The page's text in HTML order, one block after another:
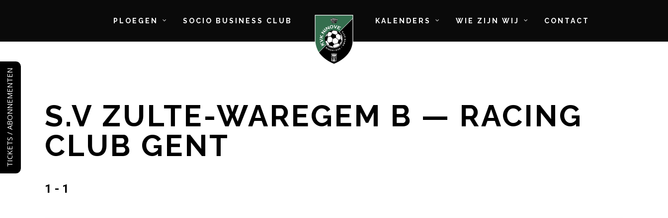
to
main
content
PLOEGEN SOCIO BUSINESS CLUB KALENDERS WIE ZIJN WIJ CONTACT
S.V ZULTE-WAREGEM B — RACING
CLUB GENT
1 - 1
TICKETS / ABONNEMENTEN